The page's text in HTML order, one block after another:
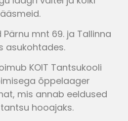
mnt 69. ja Tallinna
asukohtades.
KOIT Tantsukooli
õppelaager
mis annab eeldused
hooajaks.